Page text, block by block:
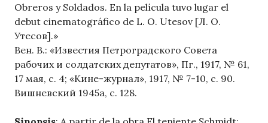
Obreros y Soldados. En la película tuvo lugar el
debut cinematográfico de L. O. Utesov [Л. О.
Утесов].»
Вен. В.: «Известия Петроградского Совета
рабочих и солдатских депутатов», Пг., 1917, № 61,
17 мая, с. 4; «Кине-журнал», 1917, № 7-10, с. 90.
Вишневский 1945а, с. 128.